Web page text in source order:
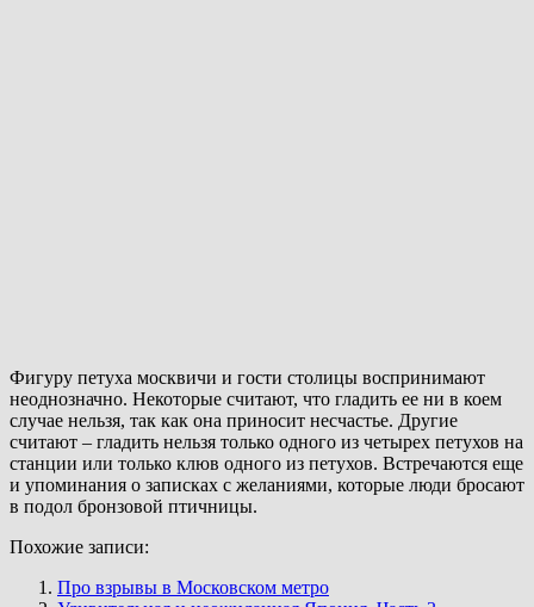
Фигуру петуха москвичи и гости столицы воспринимают
неоднозначно. Некоторые считают, что гладить ее ни в коем
случае нельзя, так как она приносит несчастье. Другие
считают – гладить нельзя только одного из четырех петухов на
станции или только клюв одного из петухов. Встречаются еще
и упоминания о записках с желаниями, которые люди бросают
в подол бронзовой птичницы.
Похожие записи:
Про взрывы в Московском метро